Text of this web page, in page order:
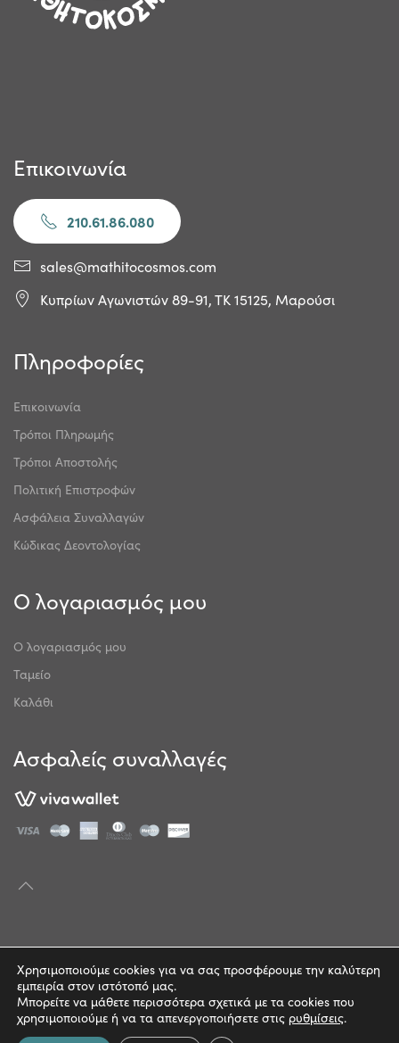
Επικοινωνία
210.61.86.080
sales@mathitocosmos.com
Κυπρίων Αγωνιστών 89-91, ΤΚ 15125, Μαρούσι
Πληροφορίες
Επικοινωνία
Τρόποι Πληρωμής
Τρόποι Αποστολής
Πολιτική Επιστροφών
Ασφάλεια Συναλλαγών
Κώδικας Δεοντολογίας
Ο λογαριασμός μου
Ο λογαριασμός μου
Ταμείο
Καλάθι
Ασφαλείς συναλλαγές
© 2022 | mathitocosmos.com
Πολιτική Απορρήτου
Όροι Χρήσης
Χρησιμοποιούμε cookies για να σας προσφέρουμε την καλύτερη
εμπειρία στον ιστότοπό μας.
Μπορείτε να μάθετε περισσότερα σχετικά με τα cookies που
χρησιμοποιούμε ή να τα απενεργοποιήσετε στις ρυθμίσεις.